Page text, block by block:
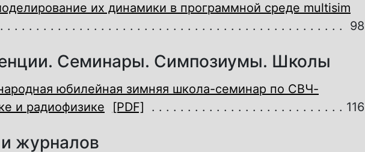
их динамики в программной среде multisim
98
Семинары. Симпозиумы. Школы
юбилейная зимняя школа-семинар по СВЧ-
и радиофизике
[PDF] 116
журналов